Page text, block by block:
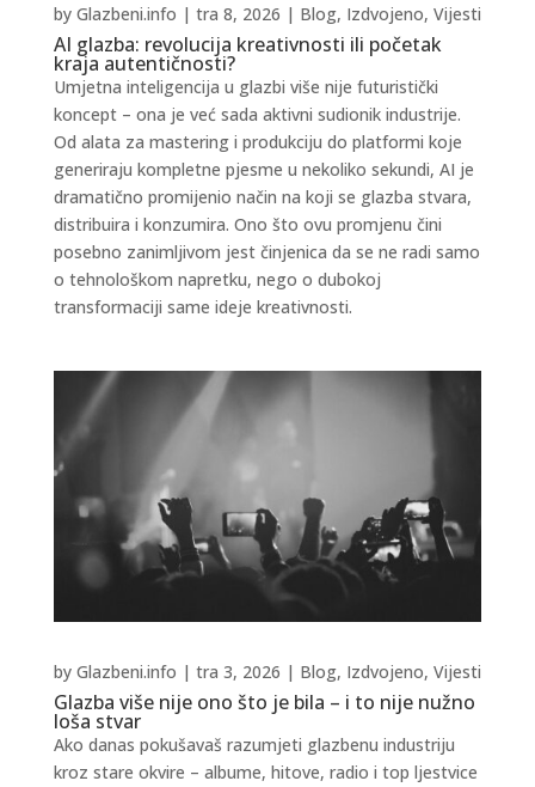
AI glazba: revolucija kreativnosti ili početak
kraja autentičnosti?
by Glazbeni.info | tra 8, 2026 | Blog, Izdvojeno, Vijesti
Umjetna inteligencija u glazbi više nije futuristički
koncept – ona je već sada aktivni sudionik industrije.
Od alata za mastering i produkciju do platformi koje
generiraju kompletne pjesme u nekoliko sekundi, AI je
dramatično promijenio način na koji se glazba stvara,
distribuira i konzumira. Ono što ovu promjenu čini
posebno zanimljivom jest činjenica da se ne radi samo
o tehnološkom napretku, nego o dubokoj
transformaciji same ideje kreativnosti.
Glazba više nije ono što je bila – i to nije nužno
loša stvar
by Glazbeni.info | tra 3, 2026 | Blog, Izdvojeno, Vijesti
Ako danas pokušavaš razumjeti glazbenu industriju
kroz stare okvire – albume, hitove, radio i top ljestvice